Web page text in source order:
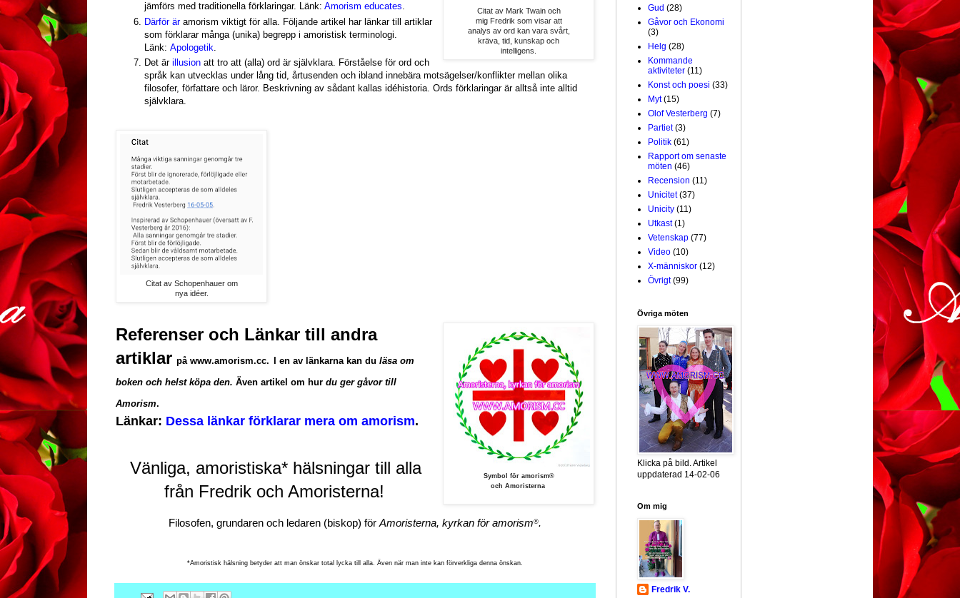
Citat av Mark Twain och
mig Fredrik som visar att
analys av ord kan vara svårt,
kräva, tid, kunskap och
intelligens.
jämförs med traditionella förklaringar. Länk: Amorism educates.
Därför äramorism viktigt för alla. Följande artikel har länkar till artiklar
som förklarar många (unika) begrepp i amoristisk terminologi.
Länk: Apologetik
Det är illusion att tro att (alla) ord är självklara. Förståelse för ord och
språk kan utvecklas under lång tid, årtusenden och ibland innebära motsägelser/konflikter mellan olika
filosofer, författare och läror. Beskrivning av sådant kallas idéhistoria. Ords förklaringar är alltså inte alltid
självklara.
Citat av Schopenhauer om
nya idéer.
Symbol för amorism®
och Amoristerna
Referenser och Länkar till andra
artiklar på www.amorism.cc. I en av länkarna kan du läsa om
boken och helst köpa den. Även artikel om hur du ger gåvor till
Amorism.
Länkar: Dessa länkar förklarar mera om amorism.
Vänliga, amoristiska* hälsningar till alla
från Fredrik och Amoristerna!
Filosofen, grundaren och ledaren (biskop) för Amoristerna, kyrkan för amorism®.
*Amoristisk hälsning betyder att man önskar total lycka till alla. Även när man inte kan förverkliga denna önskan.
Gud (28)
Gåvor och Ekonomi
(3)
Helg (28)
Kommande
aktiviteter (11)
Konst och poesi (33)
Myt (15)
Olof Vesterberg (7)
Partiet (3)
Politik (61)
Rapport om senaste
möten (46)
Recension (11)
Unicitet (37)
Unicity (11)
Utkast (1)
Vetenskap (77)
Video (10)
X-människor (12)
Övrigt (99)
Övriga möten
Klicka på bild. Artikel
uppdaterad 14-02-06
Om mig
Fredrik V.